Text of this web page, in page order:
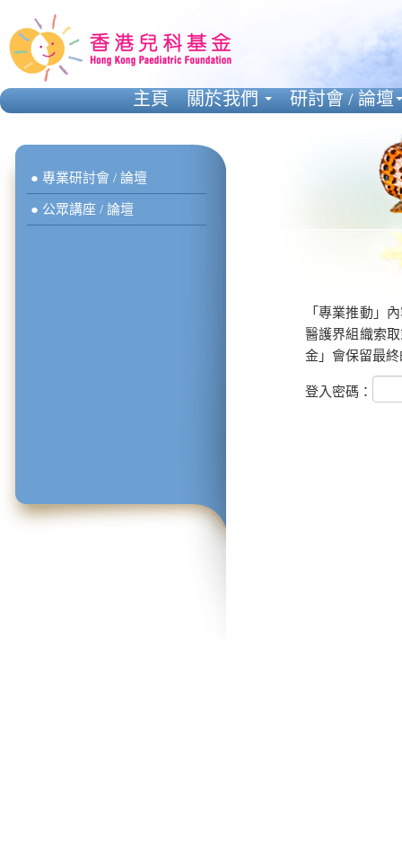
● 專業研討會 / 論壇
● 公眾講座 / 論壇
「專業推動」
醫護界組織索
金」會保留最
登入密碼：
主頁 關於我們 研討會 / 論壇